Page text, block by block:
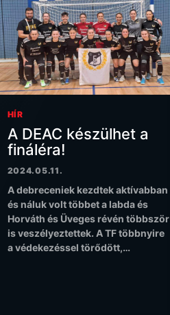
HÍR
A DEAC készülhet a
fináléra!
2024.05.11.
A debreceniek kezdtek aktívabban
és náluk volt többet a labda és
Horváth és Üveges révén többször
is veszélyeztettek. A TF többnyire
a védekezéssel törődött,…